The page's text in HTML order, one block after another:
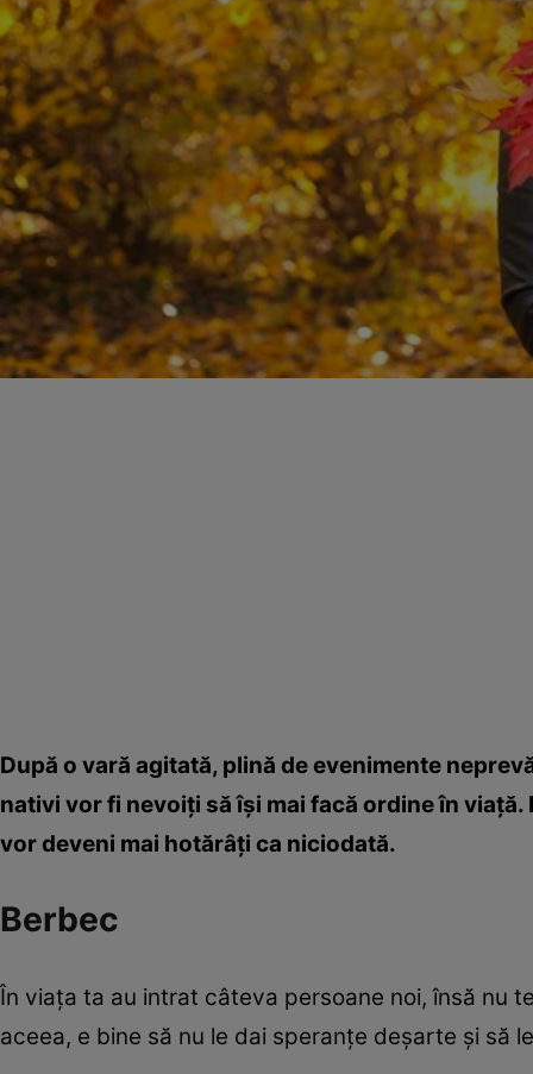
După o vară agitată, plină de evenimente
nativi vor fi nevoiţi să îşi mai facă ordine în
vor deveni mai hotărâţi ca niciodată.
Berbec
În viaţa ta au intrat câteva persoane noi, însă nu
aceea, e bine să nu le dai speranţe deşarte şi să